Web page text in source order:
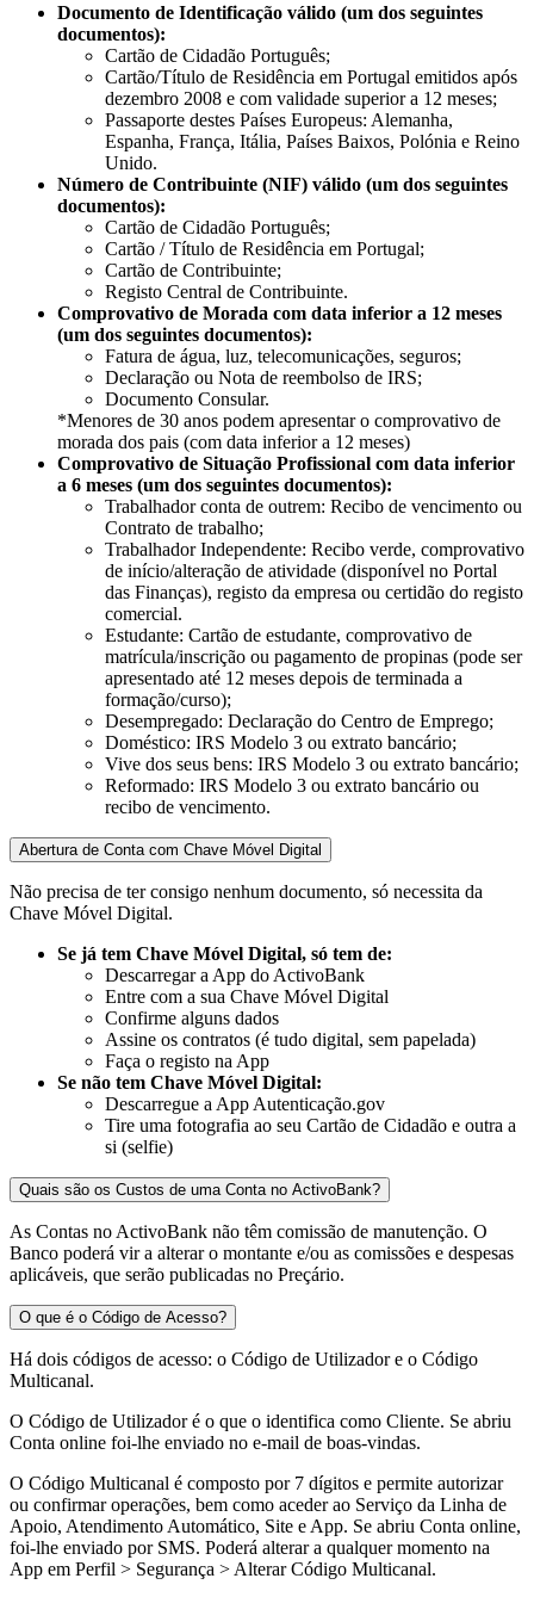
Documento de Identificação válido (um dos seguintes
documentos):​
Cartão de Cidadão Português;​
Cartão/Título de Residência em Portugal​ emitidos após
dezembro 2008 e com validade superior a 12 meses;
Passaporte destes Países Europeus: Alemanha,
Espanha, França, Itália, Países Baixos, Polónia e Reino
Unido.​
Número de Contribuinte (NIF) válido (um dos seguintes
documentos):​​
Cartão de Cidadão Português;​
Cartão / Título de Residência em Portugal;
Cartão de Contribuinte;
Registo Central de Contribuinte.​
Comprovativo de Morada com data inferior a 12 meses
(um dos seguintes documentos):​
Fatura de água, luz, telecomunicações, seguros;​
Declaração ou Nota de reembolso de IRS;
Documento Consular.
*Menores de 30 anos podem apresentar o comprovativo de
morada dos pais (com data inferior a 12 meses)
Comprovativo de Situação Profissional com data inferior
a 6 meses (um dos seguintes documentos):​
Trabalhador conta de outrem: Recibo de vencimento ou
Contrato de trabalho;​​
Trabalhador Independente: Recibo verde, comprovativo
de início/alteração de atividade (disponível no Portal
das Finanças), registo da empresa ou certidão do registo
comercial.
Estudante: Cartão de estudante, comprovativo de
matrícula/inscrição ou pagamento de propinas (pode ser
apresentado até 12 meses depois de terminada a
formação/curso);​
Desempregado: Declaração do Centro de Emprego;​​
Doméstico: IRS Modelo 3 ou extrato bancário;
Vive dos seus bens: IRS Modelo 3 ou extrato bancário;
Reformado: IRS Modelo 3 ou extrato bancário ou
recibo de vencimento.
Abertura de Conta com Chave Móvel Digital
Não precisa de ter consigo nenhum documento, só necessita da
Chave Móvel Digital.
Se já tem Chave Móvel Digital, só tem de:
Descarregar a App do ActivoBank
Entre com a sua Chave Móvel Digital
Confirme alguns dados
Assine os contratos (é tudo digital, sem papelada)
Faça o registo na App
Se não tem Chave Móvel Digital:
Descarregue a App Autenticação.gov
Tire uma fotografia ao seu Cartão de Cidadão e outra a
si (selfie)
Quais são os Custos de uma Conta no ActivoBank?
As Contas no ActivoBank não têm comissão de manutenção. O
Banco poderá vir a alterar o montante e/ou as comissões e despesas
aplicáveis, que serão publicadas no Preçário.
O que é o Código de Acesso?
Há dois códigos de acesso: o Código de Utilizador e o Código
Multicanal.
O Código de Utilizadoré o que o identifica como Cliente. Se abriu
Conta online foi-lhe enviado no e-mail de boas-vindas.
O Código Multicanal é composto por 7 dígitos e permite autorizar
ou confirmar operações, bem como aceder ao Serviço da Linha de
Apoio, Atendimento Automático, Site e App. Se abriu Conta online,
foi-lhe enviado por SMS. Poderá alterar a qualquer momento na
App em Perfil > Segurança > Alterar Código Multicanal.